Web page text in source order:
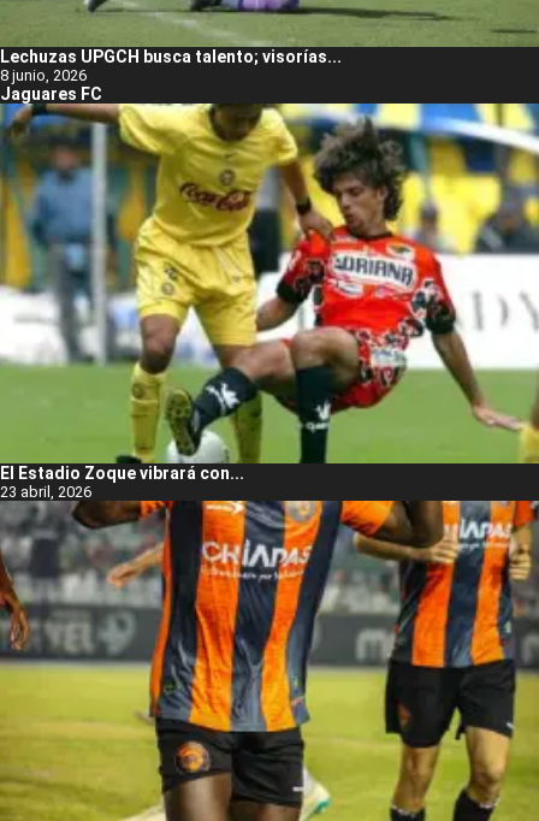
Lechuzas UPGCH busca talento; visorías...
8 junio, 2026
Jaguares FC
El Estadio Zoque vibrará con...
23 abril, 2026